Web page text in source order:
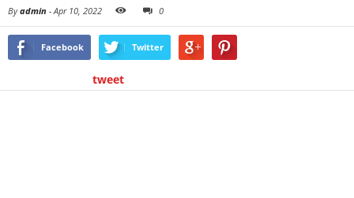
Byadmin - Apr 10, 2022 0
Facebook Twitter
tweet